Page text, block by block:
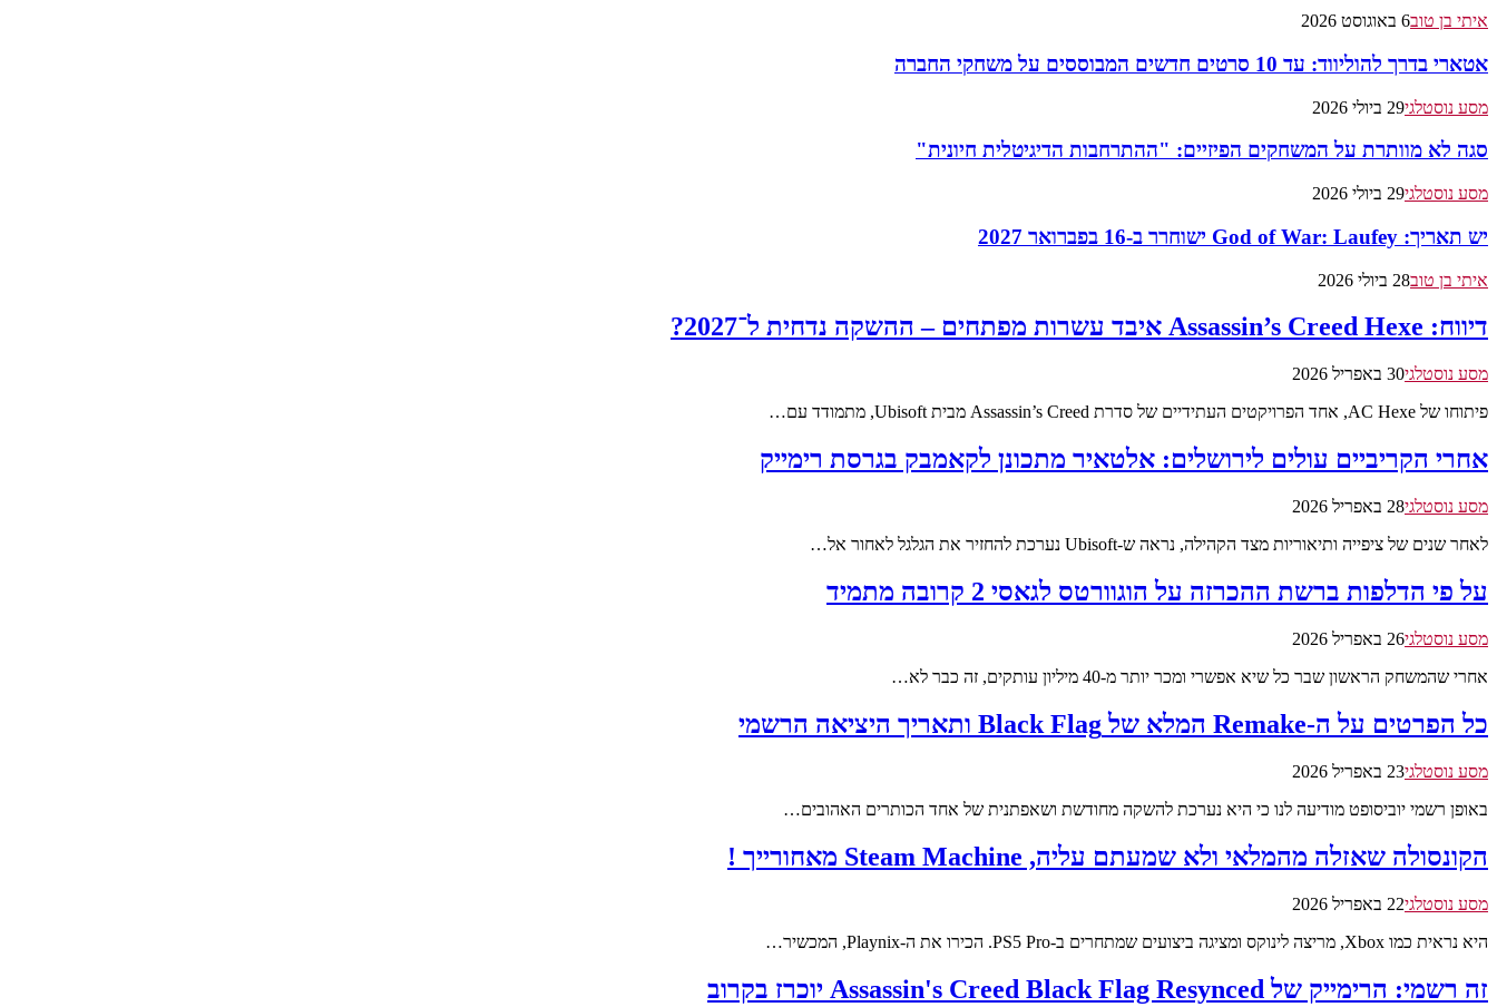
איתי בן טוב6 באוגוסט 2026
אטארי בדרך להוליווד: עד 10 סרטים חדשים המבוססים על משחקי החברה
מסע נוסטלגי29 ביולי 2026
סגה לא מוותרת על המשחקים הפיזיים: "ההתרחבות הדיגיטלית חיונית"
מסע נוסטלגי29 ביולי 2026
יש תאריך: God of War: Laufey ישוחרר ב-16 בפברואר 2027
איתי בן טוב28 ביולי 2026
דיווח: Assassin’s Creed Hexe איבד עשרות מפתחים – ההשקה נדחית ל־2027?
מסע נוסטלגי30 באפריל 2026
פיתוחו של AC Hexe, אחד הפרויקטים העתידיים של סדרת Assassin’s Creed מבית Ubisoft, מתמודד עם…
אחרי הקריביים עולים לירושלים: אלטאיר מתכונן לקאמבק בגרסת רימייק
מסע נוסטלגי28 באפריל 2026
לאחר שנים של ציפייה ותיאוריות מצד הקהילה, נראה ש-Ubisoft נערכת להחזיר את הגלגל לאחור אל…
על פי הדלפות ברשת ההכרזה על הוגוורטס לגאסי 2 קרובה מתמיד
מסע נוסטלגי26 באפריל 2026
אחרי שהמשחק הראשון שבר כל שיא אפשרי ומכר יותר מ-40 מיליון עותקים, זה כבר לא…
כל הפרטים על ה-Remake המלא של Black Flag ותאריך היציאה הרשמי
מסע נוסטלגי23 באפריל 2026
באופן רשמי יוביסופט מודיעה לנו כי היא נערכת להשקה מחודשת ושאפתנית של אחד הכותרים האהובים…
הקונסולה שאזלה מהמלאי ולא שמעתם עליה, Steam Machine מאחורייך !
מסע נוסטלגי22 באפריל 2026
היא נראית כמו Xbox, מריצה לינוקס ומציגה ביצועים שמתחרים ב-PS5 Pro. הכירו את ה-Playnix, המכשיר…
זה רשמי: הרימייק של Assassin's Creed Black Flag Resynced יוכרז בקרוב